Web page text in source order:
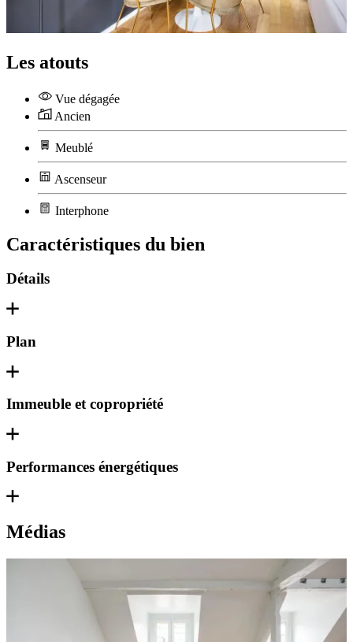
Les atouts
Vue dégagée
Ancien
Meublé
Ascenseur
Interphone
Caractéristiques du bien
Détails
Plan
Immeuble et copropriété
Performances énergétiques
Médias